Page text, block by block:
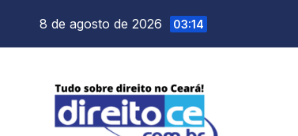
8 de agosto de 2026 03:14